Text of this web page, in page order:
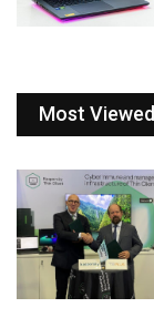
Most Viewed